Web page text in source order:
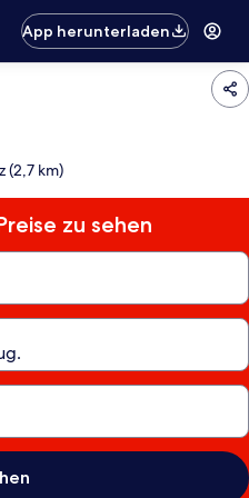
App herunterladen
(2,7 km)
zu sehen